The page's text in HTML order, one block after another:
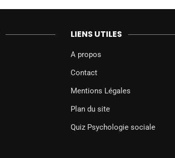
LIENS UTILES
A propos
Contact
Mentions Légales
Plan du site
Quiz Psychologie sociale